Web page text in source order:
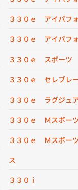
３３０ｅ アイパフ
３３０ｅ アイパフ
３３０ｅ スポーツ
３３０ｅ セレブレ
３３０ｅ ラグジュ
３３０ｅ Ｍスポー
３３０ｅ Ｍスポー
ス
３３０ｉ